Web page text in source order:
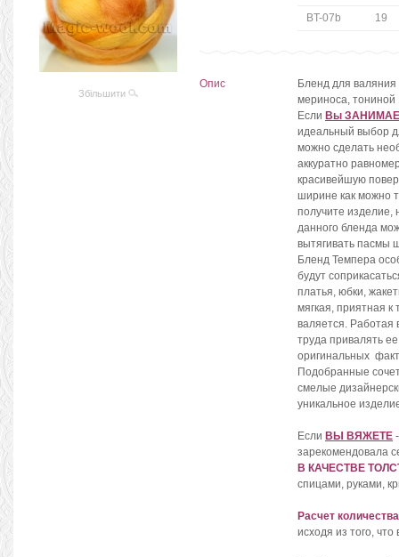
Збільшити
BT-07b
19
Опис
Бленд для
мериноса, тониной
Если Вы
идеальный выбор
можно сделать
аккуратно
красивейшую
ширине как можно
получите изделие,
данного бленда
вытягивать пасмы
Бленд Темпера
будут
платья, юбки,
мягкая, приятная к
валяется. Работая
труда привалять
оригинальных
Подобранные
смелые
уникальное
Если ВЫ ВЯЖЕТЕ
зарекомендовала
В КАЧЕСТВЕ
спицами, руками,
Расчет
исходя из того,